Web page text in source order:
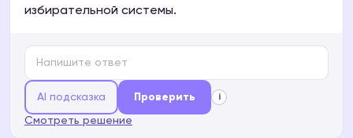
избирательной системы.
AI подсказка Проверить i
Смотреть решение